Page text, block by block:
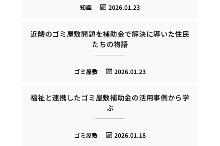
2026.01.23
知識
近隣のゴミ屋敷問題を補助金で解決に導いた住民
たちの物語
2026.01.23
ゴミ屋敷
福祉と連携したゴミ屋敷補助金の活用事例から学
ぶ
2026.01.18
ゴミ屋敷